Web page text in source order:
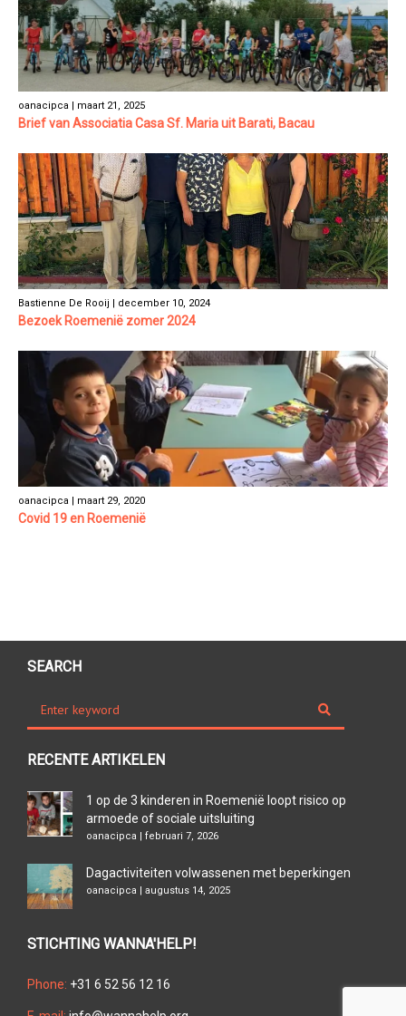
oanacipca | maart 21, 2025
Brief van Associatia Casa Sf. Maria uit Barati, Bacau
Bastienne De Rooij | december 10, 2024
Bezoek Roemenië zomer 2024
oanacipca | maart 29, 2020
Covid 19 en Roemenië
SEARCH
RECENTE ARTIKELEN
1 op de 3 kinderen in Roemenië loopt risico op
armoede of sociale uitsluiting
oanacipca | februari 7, 2026
Dagactiviteiten volwassenen met beperkingen
oanacipca | augustus 14, 2025
STICHTING WANNA'HELP!
Phone: +31 6 52 56 12 16